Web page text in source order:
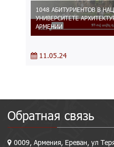
1048 АБИТУРИЕНТОВ В
УНИВЕРСИТЕТЕ
АРМЕНИИ
11.05.24
Обратная связь
0009, Армения, Ереван, ул